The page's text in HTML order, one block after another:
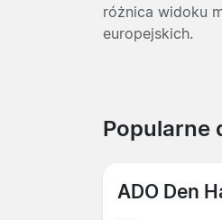
różnica widoku
europejskich.
Popularne
ADO Den